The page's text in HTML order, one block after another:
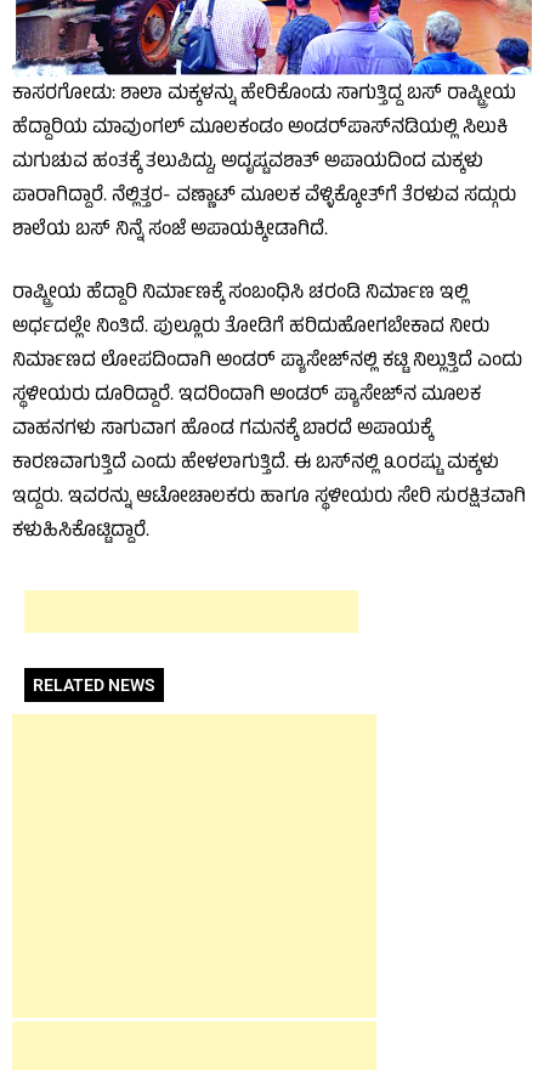
ಕಾಸರಗೋಡು: ಶಾಲಾ ಮಕ್ಕಳನ್ನು ಹೇರಿಕೊಂಡು ಸಾಗುತ್ತಿದ್ದ ಬಸ್ ರಾಷ್ಟ್ರೀಯ
ಹೆದ್ದಾರಿಯ ಮಾವುಂಗಲ್ ಮೂಲಕಂಡಂ ಅಂಡರ್‌ಪಾಸ್‌ನಡಿಯಲ್ಲಿ ಸಿಲುಕಿ
ಮಗುಚುವ ಹಂತಕ್ಕೆ ತಲುಪಿದ್ದು, ಅದೃಷ್ಟವಶಾತ್ ಅಪಾಯದಿಂದ ಮಕ್ಕಳು
ಪಾರಾಗಿದ್ದಾರೆ. ನೆಲ್ಲಿತ್ತರ- ವಣ್ಣಾಟ್ ಮೂಲಕ ವೆಳ್ಳಿಕ್ಕೋತ್‌ಗೆ ತೆರಳುವ ಸದ್ಗುರು
ಶಾಲೆಯ ಬಸ್ ನಿನ್ನೆ ಸಂಜೆ ಅಪಾಯಕ್ಕೀಡಾಗಿದೆ.
ರಾಷ್ಟ್ರೀಯ ಹೆದ್ದಾರಿ ನಿರ್ಮಾಣಕ್ಕೆ ಸಂಬಂಧಿಸಿ ಚರಂಡಿ ನಿರ್ಮಾಣ ಇಲ್ಲಿ
ಅರ್ಧದಲ್ಲೇ ನಿಂತಿದೆ. ಪುಲ್ಲೂರು ತೋಡಿಗೆ ಹರಿದುಹೋಗಬೇಕಾದ ನೀರು
ನಿರ್ಮಾಣದ ಲೋಪದಿಂದಾಗಿ ಅಂಡರ್ ಪ್ಯಾಸೇಜ್‌ನಲ್ಲಿ ಕಟ್ಟಿ ನಿಲ್ಲುತ್ತಿದೆ ಎಂದು
ಸ್ಥಳೀಯರು ದೂರಿದ್ದಾರೆ. ಇದರಿಂದಾಗಿ ಅಂಡರ್ ಪ್ಯಾಸೇಜ್‌ನ ಮೂಲಕ
ವಾಹನಗಳು ಸಾಗುವಾಗ ಹೊಂಡ ಗಮನಕ್ಕೆ ಬಾರದೆ ಅಪಾಯಕ್ಕೆ
ಕಾರಣವಾಗುತ್ತಿದೆ ಎಂದು ಹೇಳಲಾಗುತ್ತಿದೆ. ಈ ಬಸ್‌ನಲ್ಲಿ ೩೦ರಷ್ಟು ಮಕ್ಕಳು
ಇದ್ದರು. ಇವರನ್ನು ಆಟೋಚಾಲಕರು ಹಾಗೂ ಸ್ಥಳೀಯರು ಸೇರಿ ಸುರಕ್ಷಿತವಾಗಿ
ಕಳುಹಿಸಿಕೊಟ್ಟಿದ್ದಾರೆ.
RELATED NEWS